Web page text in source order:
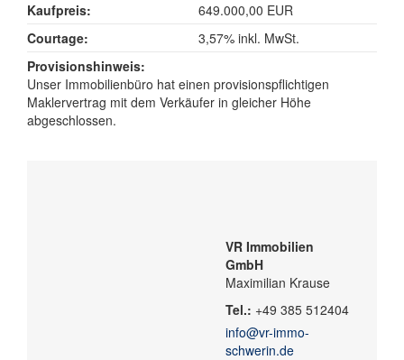
Kaufpreis:
649.000,00 EUR
Courtage:
3,57% inkl. MwSt.
Provisionshinweis:
Unser Immobilienbüro hat einen provisionspflichtigen
Maklervertrag mit dem Verkäufer in gleicher Höhe
abgeschlossen.
VR Immobilien
GmbH
Maximilian Krause
Tel.: +49 385 512404
info@vr-immo-
schwerin.de